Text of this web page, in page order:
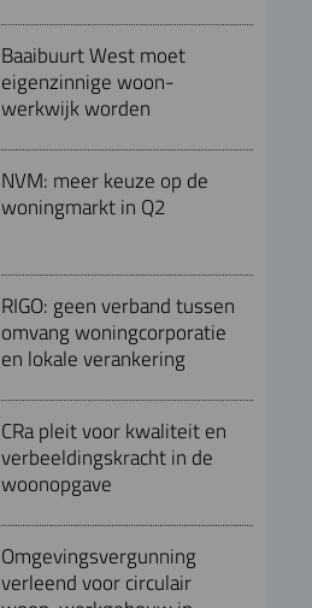
Baaibuurt West moet
eigenzinnige woon-
werkwijk worden
NVM: meer keuze op de
woningmarkt in Q2
RIGO: geen verband tussen
omvang woningcorporatie
en lokale verankering
CRa pleit voor kwaliteit en
verbeeldingskracht in de
woonopgave
Omgevingsvergunning
verleend voor circulair